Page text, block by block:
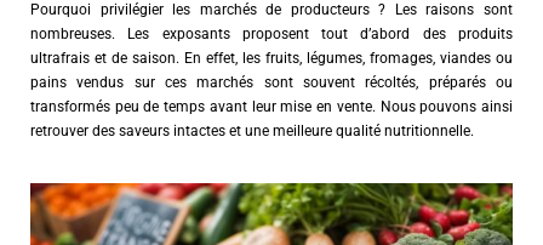
Pourquoi privilégier les marchés de producteurs ? Les raisons sont
nombreuses. Les exposants proposent tout d’abord des produits
ultrafrais et de saison. En effet, les fruits, légumes, fromages, viandes ou
pains vendus sur ces marchés sont souvent récoltés, préparés ou
transformés peu de temps avant leur mise en vente. Nous pouvons ainsi
retrouver des saveurs intactes et une meilleure qualité nutritionnelle.